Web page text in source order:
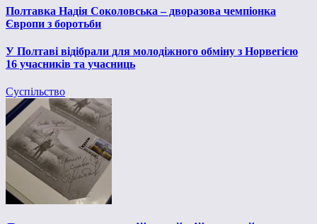
Полтавка Надія Соколовська – дворазова чемпіонка
Європи з боротьби
У Полтаві відібрали для молодіжного обміну з Норвегією
16 учасників та учасниць
Суспільство